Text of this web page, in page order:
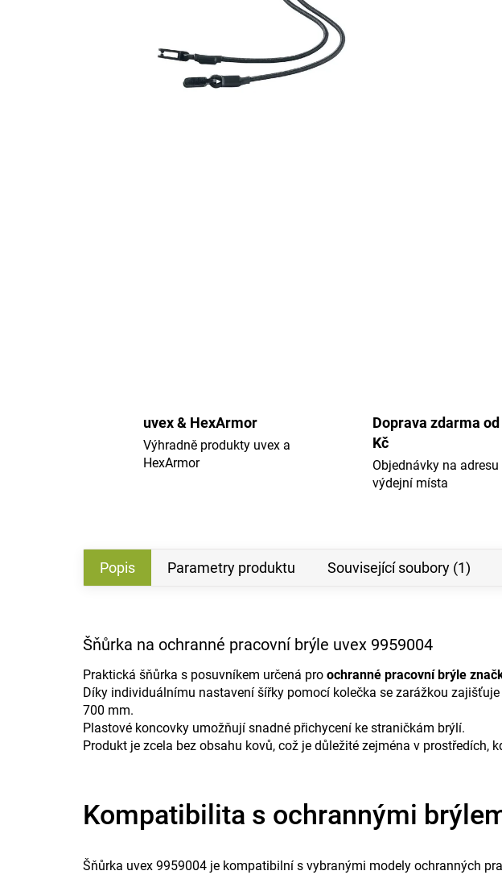
uvex & HexArmor
Výhradně produkty uvex a
HexArmor
Doprava zdarma
Kč
Objednávky na adresu
výdejní místa
Popis Parametry produktu Související soubory (1)
Šňůrka na ochranné pracovní brýle uvex 9959004
Praktická šňůrka s posuvníkem určená pro ochranné pracovní brýle
Díky individuálnímu nastavení šířky pomocí kolečka se zarážkou
700 mm.
Plastové koncovky umožňují snadné přichycení ke straničkám brýlí.
Produkt je zcela bez obsahu kovů, což je důležité zejména v prostředích,
Kompatibilita s ochrannými
Šňůrka uvex 9959004 je kompatibilní s vybranými modely ochranných